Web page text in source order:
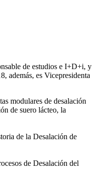
de estudios e I+D+i, y
además, es Vicepresidenta
modulares de desalación
de suero lácteo, la
de la Desalación de
de Desalación del